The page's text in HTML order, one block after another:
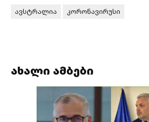
ავსტრალია კორონავირუსი
ახალი ამბები